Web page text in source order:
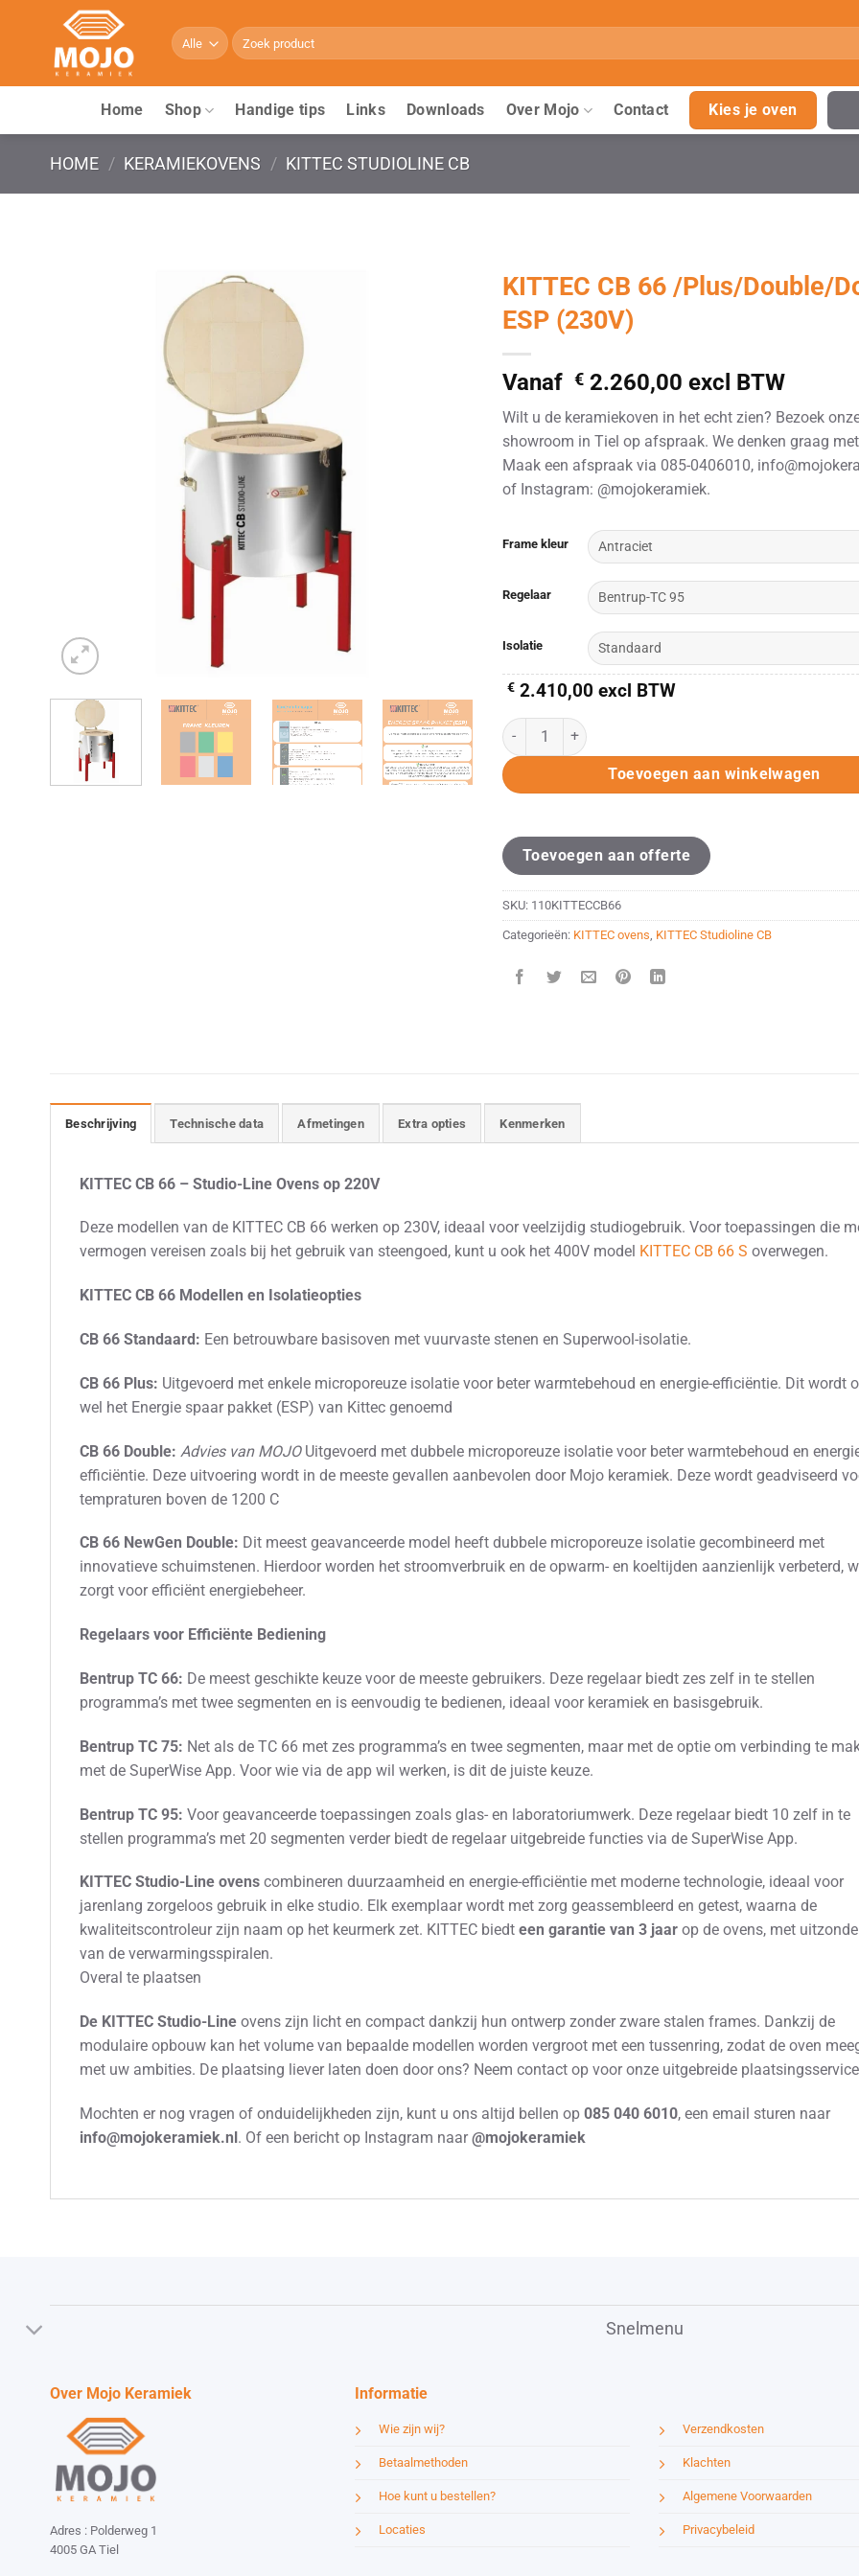
Zoeken
naar:
Home Shop Handige tips Links Downloads Over Mojo Contact Kies je oven
HOME / KERAMIEKOVENS / KITTEC STUDIOLINE CB
KITTEC CB 66 /Plus/Double/
ESP (230V)
Vanaf € 2.260,00 excl BTW
Wilt u de keramiekoven in het echt zien? Bezoek
showroom in Tiel op afspraak. We denken graag
Maak een afspraak via 085-0406010,
of Instagram: @mojokeramiek.
Frame kleur
Regelaar
Isolatie
€ 2.410,00 excl BTW
KITTEC CB 66 /Plus/Double/Double ESP (230V) aantal
Toevoegen aan winkelwagen
Toevoegen aan offerte
SKU: 110KITTECCB66
Categorieën: KITTEC ovens KITTEC Studioline CB
Beschrijving Technische data Afmetingen Extra opties Kenmerken
KITTEC CB 66 – Studio-Line Ovens op 220V
Deze modellen van de KITTEC CB 66 werken op 230V, ideaal voor veelzijdig studiogebruik. Voor toepassingen die
vermogen vereisen zoals bij het gebruik van steengoed, kunt u ook het 400V model KITTEC CB 66 S overwegen.
KITTEC CB 66 Modellen en Isolatieopties
CB 66 Standaard: Een betrouwbare basisoven met vuurvaste stenen en Superwool-isolatie.
CB 66 Plus: Uitgevoerd met enkele microporeuze isolatie voor beter warmtebehoud en energie-efficiëntie. Dit wordt
wel het Energie spaar pakket (ESP) van Kittec genoemd
CB 66 Double: Advies van MOJOUitgevoerd met dubbele microporeuze isolatie voor beter warmtebehoud en
efficiëntie. Deze uitvoering wordt in de meeste gevallen aanbevolen door Mojo keramiek. Deze wordt geadviseerd
tempraturen boven de 1200 C
CB 66 NewGen Double: Dit meest geavanceerde model heeft dubbele microporeuze isolatie gecombineerd met
innovatieve schuimstenen. Hierdoor worden het stroomverbruik en de opwarm- en koeltijden aanzienlijk verbeterd,
zorgt voor efficiënt energiebeheer.
Regelaars voor Efficiënte Bediening
Bentrup TC 66: De meest geschikte keuze voor de meeste gebruikers. Deze regelaar biedt zes zelf in te stellen
programma’s met twee segmenten en is eenvoudig te bedienen, ideaal voor keramiek en basisgebruik.
Bentrup TC 75: Net als de TC 66 met zes programma’s en twee segmenten, maar met de optie om verbinding te
met de SuperWise App. Voor wie via de app wil werken, is dit de juiste keuze.
Bentrup TC 95: Voor geavanceerde toepassingen zoals glas- en laboratoriumwerk. Deze regelaar biedt 10 zelf in te
stellen programma’s met 20 segmenten verder biedt de regelaar uitgebreide functies via de SuperWise App.
KITTEC Studio-Line ovens combineren duurzaamheid en energie-efficiëntie met moderne technologie, ideaal voor
jarenlang zorgeloos gebruik in elke studio. Elk exemplaar wordt met zorg geassembleerd en getest, waarna de
kwaliteitscontroleur zijn naam op het keurmerk zet. KITTEC biedt een garantie van 3 jaar op de ovens, met
van de verwarmingsspiralen.
Overal te plaatsen
De KITTEC Studio-Line ovens zijn licht en compact dankzij hun ontwerp zonder zware stalen frames. Dankzij de
modulaire opbouw kan het volume van bepaalde modellen worden vergroot met een tussenring, zodat de oven
met uw ambities. De plaatsing liever laten doen door ons? Neem contact op voor onze uitgebreide
Mochten er nog vragen of onduidelijkheden zijn, kunt u ons altijd bellen op 085 040 6010, een email sturen naar
info@mojokeramiek.nl. Of een bericht op Instagram naar@mojokeramiek
Snelmenu
Over Mojo Keramiek
Adres : Polderweg 1
4005 GA Tiel
Informatie
Wie zijn wij?
Betaalmethoden
Hoe kunt u bestellen?
Locaties
Verzendkosten
Klachten
Algemene Voorwaarden
Privacybeleid